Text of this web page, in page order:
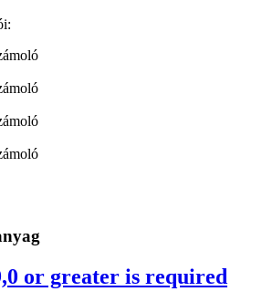
or greater is required